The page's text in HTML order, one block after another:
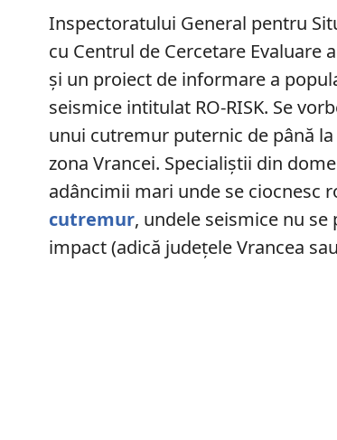
Inspectoratului General pentru
cu Centrul de Cercetare Evaluare
și un proiect de informare a
seismice intitulat RO-RISK. Se
unui cutremur puternic de până
zona Vrancei. Specialiștii din
adâncimii mari unde se ciocnesc
cutremur, undele seismice nu
impact (adică județele Vrancea